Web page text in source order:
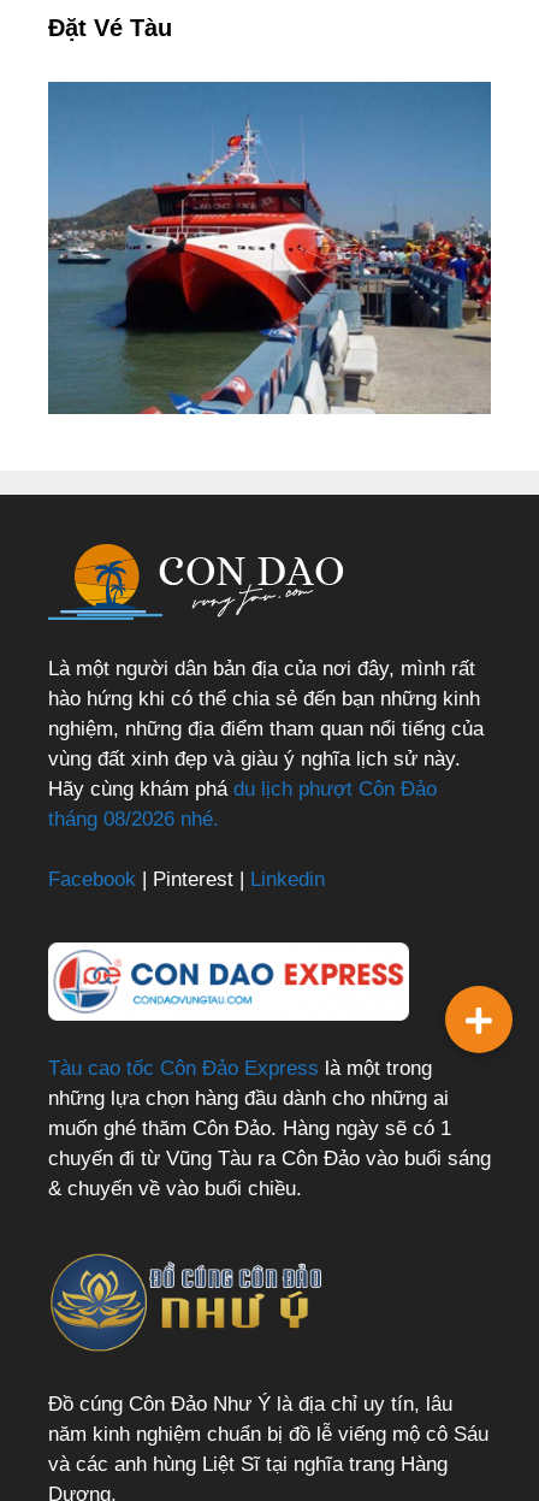
Đặt Vé Tàu
Là một người dân bản địa của nơi đây, mình rất
hào hứng khi có thể chia sẻ đến bạn những kinh
nghiệm, những địa điểm tham quan nổi tiếng của
vùng đất xinh đẹp và giàu ý nghĩa lịch sử này.
Hãy cùng khám phá du lịch phượt Côn Đảo
tháng 08/2026 nhé.
Facebook | Pinterest | Linkedin
Tàu cao tốc Côn Đảo Express là một trong
những lựa chọn hàng đầu dành cho những ai
muốn ghé thăm Côn Đảo. Hàng ngày sẽ có 1
chuyến đi từ Vũng Tàu ra Côn Đảo vào buổi sáng
& chuyến về vào buổi chiều.
Đồ cúng Côn Đảo Như Ý là địa chỉ uy tín, lâu
năm kinh nghiệm chuẩn bị đồ lễ viếng mộ cô Sáu
và các anh hùng Liệt Sĩ tại nghĩa trang Hàng
Dương.